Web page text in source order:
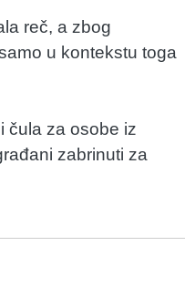
reč, a zbog
u kontekstu toga
čula za osobe iz
zabrinuti za